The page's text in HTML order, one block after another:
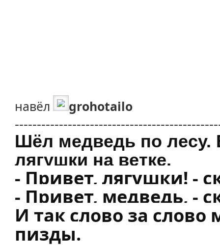
навёл grohotailo
Шёл медведь по лесу.
лягушки на ветке.
- Привет, лягушки! -
- Привет, медведь, -
И так слово за
пизды.